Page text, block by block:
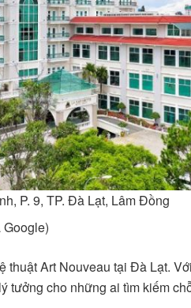
P. 9, TP. Đà Lạt, Lâm Đồng
thuật Art Nouveau tại Đà Lạt.
tưởng cho những ai tìm kiếm